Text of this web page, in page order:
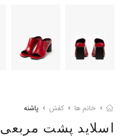
خانم ها کفش پاشنه
اسلاید پشت مربعی